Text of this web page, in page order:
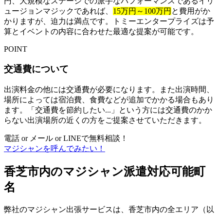
ュージョンマジックであれば、 15万円～100万円 と費用がか
かりますが、迫力は満点です。トミーエンタープライズは予
算とイベントの内容に合わせた最適な提案が可能です。
POINT
交通費について
出演料金の他には交通費が必要になります。また出演時間、
場所によっては宿泊費、食費などが追加でかかる場合もあり
ます。「交通費を節約したい...」という方には交通費のかか
らない出演場所の近くの方をご提案させていただきます。
電話 or メール or LINEで無料相談！
マジシャンを呼んでみたい！
香芝市内のマジシャン派遣対応可能町
名
弊社のマジシャン出張サービスは、香芝市内の全エリア（以